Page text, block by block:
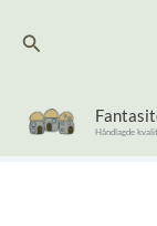
rettSøk
Håndlagde